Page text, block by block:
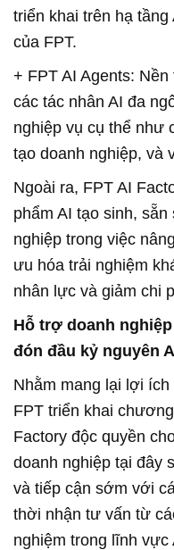
triển khai trên hạ
của FPT.
+ FPT AI Agents:
các tác nhân AI đa
nghiệp vụ cụ thể như
tạo doanh nghiệp, và
Ngoài ra, FPT AI
phẩm AI tạo sinh,
nghiệp trong việc
ưu hóa trải nghiệm
nhân lực và giảm chi
Hỗ trợ doanh
đón đầu kỷ nguyên
Nhằm mang lại lợi
FPT triển khai
Factory độc quyền
doanh nghiệp tại đây
và tiếp cận sớm với
thời nhận tư vấn từ
nghiệm trong lĩnh vực